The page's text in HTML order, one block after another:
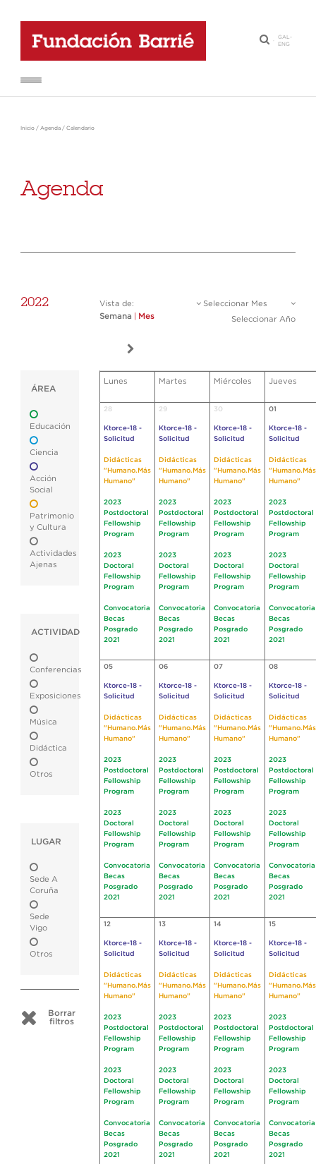
·
GAL-
ENG
Inicio / Agenda / Calendario
Agenda
2022
Vista de:
Semana
Mes
Seleccionar Mes
Seleccionar Año
ÁREA
Educación
Ciencia
Acción
Social
Patrimonio
y Cultura
Actividades
Ajenas
ACTIVIDAD
Conferencias
Exposiciones
Música
Didáctica
Otros
LUGAR
Sede A
Coruña
Sede
Vigo
Otros
Borrar
filtros
Lunes Martes Miércoles Jueves
28
Ktorce-18 -
Solicitud
Didácticas
"Humano.Más
Humano"
2023
Postdoctoral
Fellowship
Program
2023
Doctoral
Fellowship
Program
Convocatoria
Becas
Posgrado
2021
29
Ktorce-18 -
Solicitud
Didácticas
"Humano.Más
Humano"
2023
Postdoctoral
Fellowship
Program
2023
Doctoral
Fellowship
Program
Convocatoria
Becas
Posgrado
2021
30
Ktorce-18 -
Solicitud
Didácticas
"Humano.Más
Humano"
2023
Postdoctoral
Fellowship
Program
2023
Doctoral
Fellowship
Program
Convocatoria
Becas
Posgrado
2021
01
Ktorce-18 -
Solicitud
Didácticas
"Humano.Más
Humano"
2023
Postdoctoral
Fellowship
Program
2023
Doctoral
Fellowship
Program
Convocatoria
Becas
Posgrado
2021
05
Ktorce-18 -
Solicitud
Didácticas
"Humano.Más
Humano"
2023
Postdoctoral
Fellowship
Program
2023
Doctoral
Fellowship
Program
Convocatoria
Becas
Posgrado
2021
06
Ktorce-18 -
Solicitud
Didácticas
"Humano.Más
Humano"
2023
Postdoctoral
Fellowship
Program
2023
Doctoral
Fellowship
Program
Convocatoria
Becas
Posgrado
2021
07
Ktorce-18 -
Solicitud
Didácticas
"Humano.Más
Humano"
2023
Postdoctoral
Fellowship
Program
2023
Doctoral
Fellowship
Program
Convocatoria
Becas
Posgrado
2021
08
Ktorce-18 -
Solicitud
Didácticas
"Humano.Más
Humano"
2023
Postdoctoral
Fellowship
Program
2023
Doctoral
Fellowship
Program
Convocatoria
Becas
Posgrado
2021
12
Ktorce-18 -
Solicitud
Didácticas
"Humano.Más
Humano"
2023
Postdoctoral
Fellowship
Program
2023
Doctoral
Fellowship
Program
Convocatoria
Becas
Posgrado
2021
13
Ktorce-18 -
Solicitud
Didácticas
"Humano.Más
Humano"
2023
Postdoctoral
Fellowship
Program
2023
Doctoral
Fellowship
Program
Convocatoria
Becas
Posgrado
2021
14
Ktorce-18 -
Solicitud
Didácticas
"Humano.Más
Humano"
2023
Postdoctoral
Fellowship
Program
2023
Doctoral
Fellowship
Program
Convocatoria
Becas
Posgrado
2021
15
Ktorce-18 -
Solicitud
Didácticas
"Humano.Más
Humano"
2023
Postdoctoral
Fellowship
Program
2023
Doctoral
Fellowship
Program
Convocatoria
Becas
Posgrado
2021